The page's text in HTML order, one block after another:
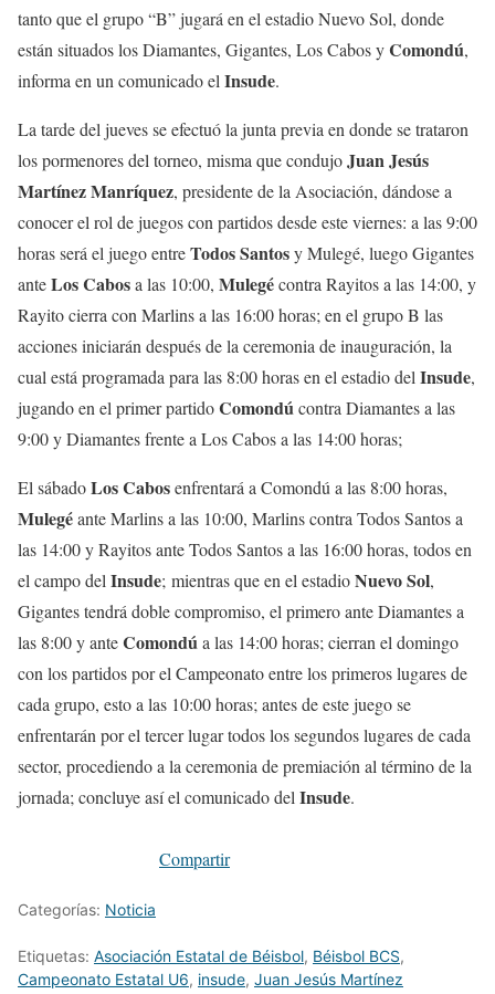
tanto que el grupo “B” jugará en el estadio Nuevo Sol, donde
están situados los Diamantes, Gigantes, Los Cabos yComondú,
informa en un comunicado el Insude.
La tarde del jueves se efectuó la junta previa en donde se trataron
los pormenores del torneo, misma que condujoJuan Jesús
Martínez Manríquez, presidente de la Asociación, dándose a
conocer el rol de juegos con partidos desde este viernes: a las 9:00
horas será el juego entreTodos Santosy Mulegé, luego Gigantes
anteLos Cabosa las 10:00, Mulegécontra Rayitos a las 14:00, y
Rayito cierra con Marlins a las 16:00 horas; en el grupo B las
acciones iniciarán después de la ceremonia de inauguración, la
cual está programada para las 8:00 horas en el estadio del Insude,
jugando en el primer partidoComondúcontra Diamantes a las
9:00 y Diamantes frente a Los Cabos a las 14:00 horas;
El sábadoLos Cabosenfrentará a Comondú a las 8:00 horas,
Mulegéante Marlins a las 10:00, Marlins contra Todos Santos a
las 14:00 y Rayitos ante Todos Santos a las 16:00 horas, todos en
el campo del Insude; mientras que en el estadioNuevo Sol,
Gigantes tendrá doble compromiso, el primero ante Diamantes a
las 8:00 y anteComondúa las 14:00 horas; cierran el domingo
con los partidos por el Campeonato entre los primeros lugares de
cada grupo, esto a las 10:00 horas; antes de este juego se
enfrentarán por el tercer lugar todos los segundos lugares de cada
sector, procediendo a la ceremonia de premiación al término de la
jornada; concluye así el comunicado del Insude.
Compartir
Categorías: Noticia
Etiquetas: Asociación Estatal de Béisbol, Béisbol BCS,
Campeonato Estatal U6, insude, Juan Jesús Martínez